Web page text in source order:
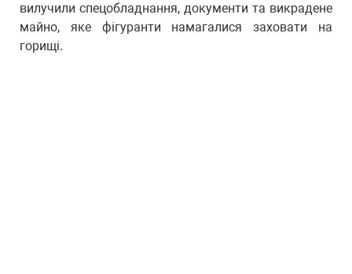
вилучили спецобладнання, документи та викрадене
майно, яке фігуранти намагалися заховати на
горищі.